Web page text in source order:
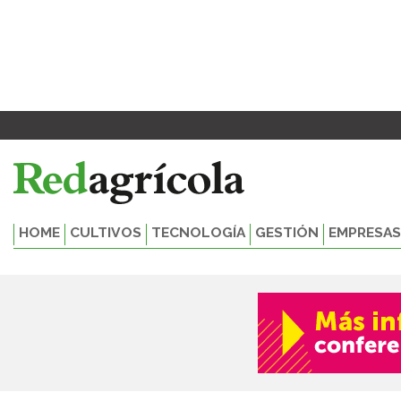
HOME CULTIVOS TECNOLOGÍA GESTIÓN EMPRESAS